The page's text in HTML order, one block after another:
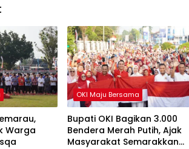
Warga
OKI Maju Bersama
Bupati OKI Bagikan 3.000
Bendera Merah Putih, Ajak
Masyarakat Semarakkan